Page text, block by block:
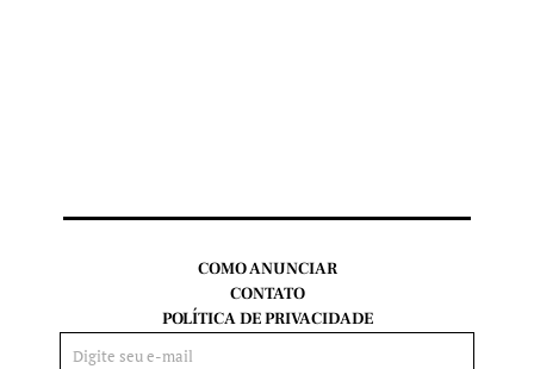
COMO ANUNCIAR
CONTATO
POLÍTICA DE PRIVACIDADE